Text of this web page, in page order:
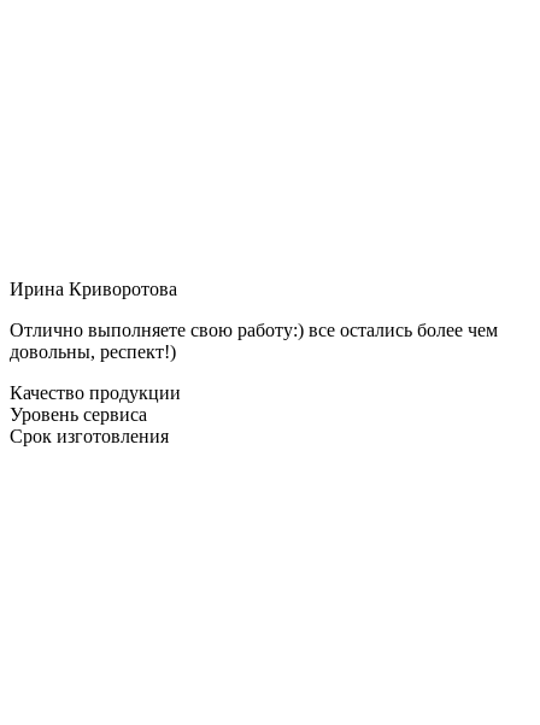
Ирина Криворотова
Отлично выполняете свою работу:) все остались более чем
довольны, респект!)
Качество продукции
Уровень сервиса
Срок изготовления